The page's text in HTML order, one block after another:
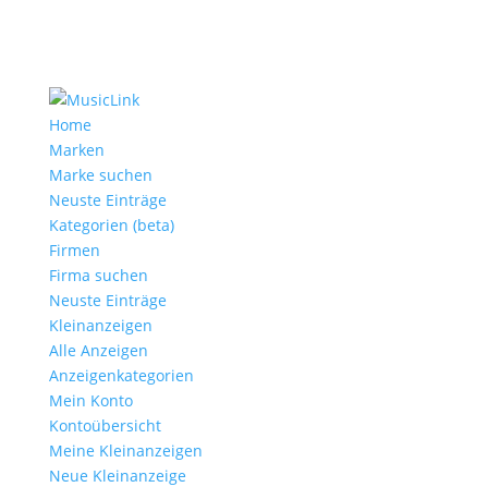
Home
Marken
Marke suchen
Neuste Einträge
Kategorien (beta)
Firmen
Firma suchen
Neuste Einträge
Kleinanzeigen
Alle Anzeigen
Anzeigen­kategorien
Mein Konto
Kontoübersicht
Meine Kleinanzeigen
Neue Kleinanzeige